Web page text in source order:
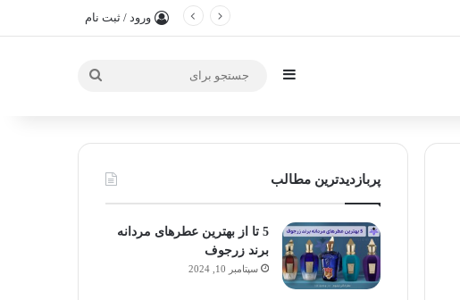
ورود / ثبت نام
سایدبار جستجو
پربازدیدترین مطالب
5 تا از بهترین عطرهای مردانه
برند زرجوف
سپتامبر 10, 2024